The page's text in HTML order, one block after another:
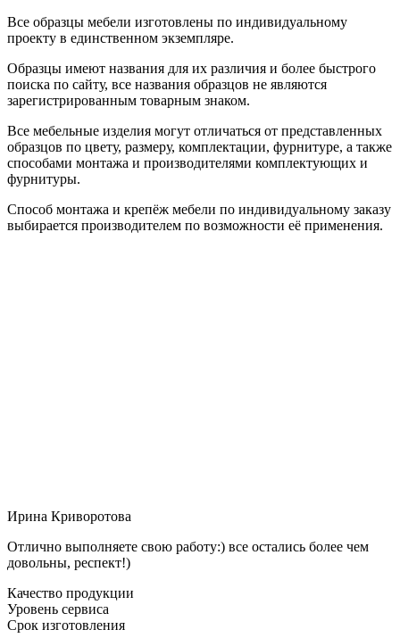
Все образцы мебели изготовлены по индивидуальному
проекту в единственном экземпляре.
Образцы имеют названия для их различия и более быстрого
поиска по сайту, все названия образцов не являются
зарегистрированным товарным знаком.
Все мебельные изделия могут отличаться от представленных
образцов по цвету, размеру, комплектации, фурнитуре, а также
способами монтажа и производителями комплектующих и
фурнитуры.
Способ монтажа и крепёж мебели по индивидуальному заказу
выбирается производителем по возможности её применения.
Ирина Криворотова
Отлично выполняете свою работу:) все остались более чем
довольны, респект!)
Качество продукции
Уровень сервиса
Срок изготовления